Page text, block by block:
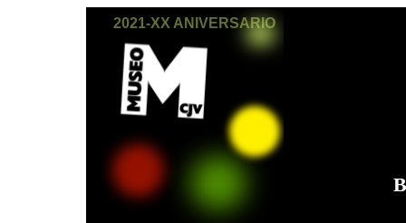
2021-XX ANIVERSARIO